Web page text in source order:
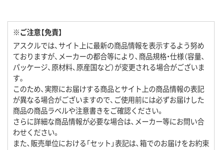
※ご注意【免責】
アスクルでは、サイト上に最新の商品情報を表示するよう努め
ておりますが、メーカーの都合等により、商品規格・仕様（容量、
パッケージ、原材料、原産国など）が変更される場合がございま
す。
このため、実際にお届けする商品とサイト上の商品情報の表記
が異なる場合がございますので、ご使用前には必ずお届けした
商品の商品ラベルや注意書きをご確認ください。
さらに詳細な商品情報が必要な場合は、メーカー等にお問い合
わせください。
また、販売単位における「セット」表記は、箱でのお届けをお約束